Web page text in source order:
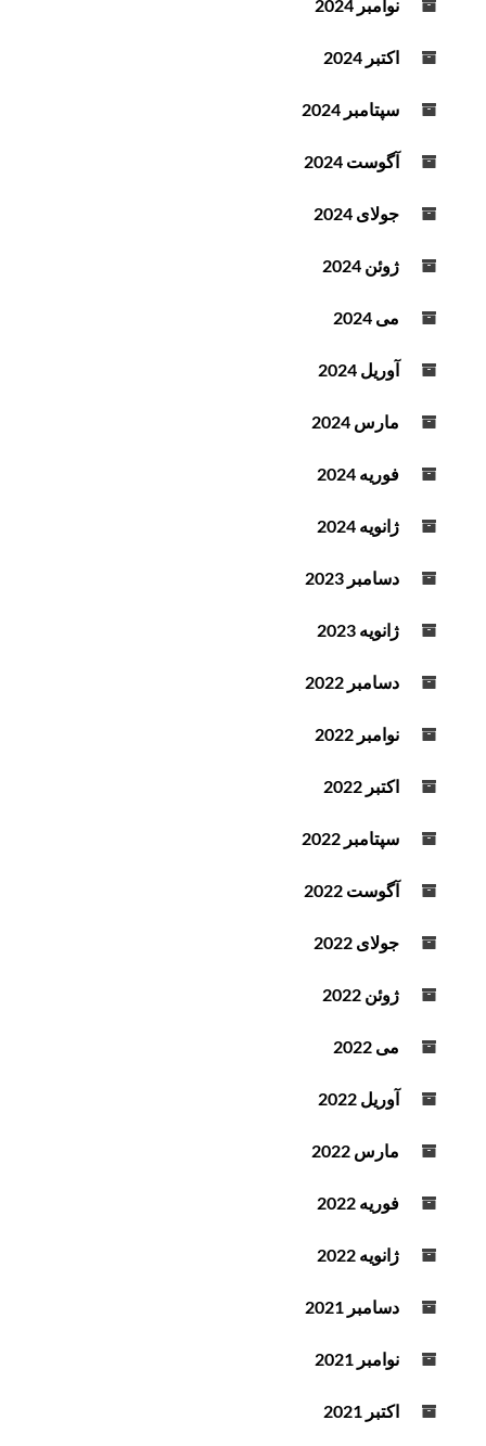
نوامبر 2024
اکتبر 2024
سپتامبر 2024
آگوست 2024
جولای 2024
ژوئن 2024
می 2024
آوریل 2024
مارس 2024
فوریه 2024
ژانویه 2024
دسامبر 2023
ژانویه 2023
دسامبر 2022
نوامبر 2022
اکتبر 2022
سپتامبر 2022
آگوست 2022
جولای 2022
ژوئن 2022
می 2022
آوریل 2022
مارس 2022
فوریه 2022
ژانویه 2022
دسامبر 2021
نوامبر 2021
اکتبر 2021